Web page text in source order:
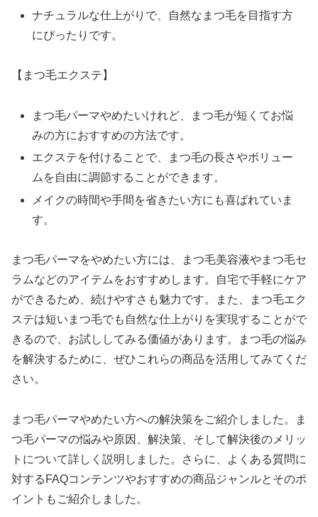
ナチュラルな仕上がりで、自然なまつ毛を目指す方
にぴったりです。
【まつ毛エクステ】
まつ毛パーマやめたいけれど、まつ毛が短くてお悩
みの方におすすめの方法です。
エクステを付けることで、まつ毛の長さやボリュー
ムを自由に調節することができます。
メイクの時間や手間を省きたい方にも喜ばれていま
す。
まつ毛パーマをやめたい方には、まつ毛美容液やまつ毛セ
ラムなどのアイテムをおすすめします。自宅で手軽にケア
ができるため、続けやすさも魅力です。また、まつ毛エク
ステは短いまつ毛でも自然な仕上がりを実現することがで
きるので、お試ししてみる価値があります。まつ毛の悩み
を解決するために、ぜひこれらの商品を活用してみてくだ
さい。
まつ毛パーマやめたい方への解決策をご紹介しました。ま
つ毛パーマの悩みや原因、解決策、そして解決後のメリッ
トについて詳しく説明しました。さらに、よくある質問に
対するFAQコンテンツやおすすめの商品ジャンルとそのポ
イントもご紹介しました。